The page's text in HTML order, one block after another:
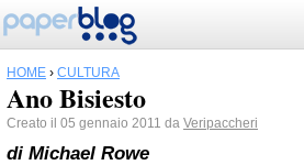
HOME › CULTURA
Ano Bisiesto
Creato il 05 gennaio 2011 da Veripaccheri
di Michael Rowe